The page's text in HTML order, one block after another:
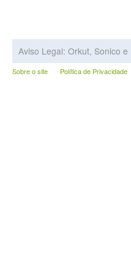
Aviso Legal: Orkut, Sonico
Sobre o site Política de Privacidade